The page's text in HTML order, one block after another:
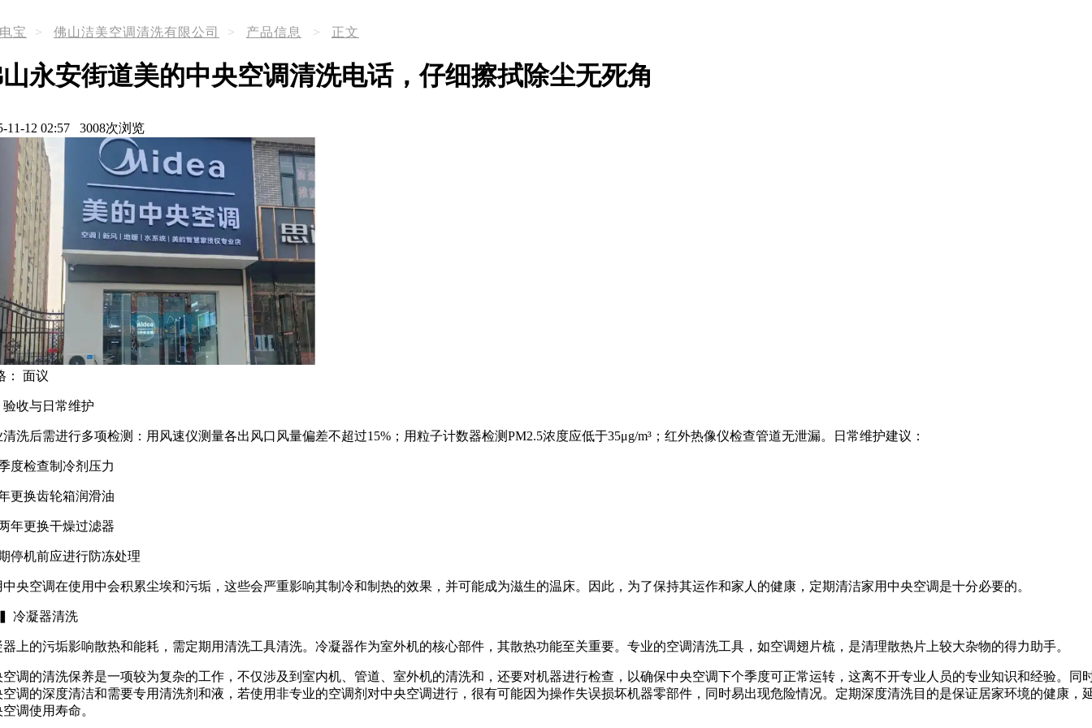
宝 > 佛山洁美空调清洗有限公司 > 产品信息 > 正文
永安街道美的中央空调清洗电话，仔细擦拭除尘无死角
11-12 02:57 3008次浏览
： 面议
验收与日常维护
清洗后需进行多项检测：用风速仪测量各出风口风量偏差不超过15%；用粒子计数器检测PM2.5浓度应低于35μg/m³；红外热像仪检查管道无泄漏。日常维护建议：
度检查制冷剂压力
更换齿轮箱润滑油
年更换干燥过滤器
停机前应进行防冻处理
中央空调在使用中会积累尘埃和污垢，这些会严重影响其制冷和制热的效果，并可能成为滋生的温床。因此，为了保持其运作和家人的健康，定期清洁家用中央空调是十分必要的。
冷凝器清洗
器上的污垢影响散热和能耗，需定期用清洗工具清洗。冷凝器作为室外机的核心部件，其散热功能至关重要。专业的空调清洗工具，如空调翅片梳，是清理散热片上较大杂物的得力助手。
空调的清洗保养是一项较为复杂的工作，不仅涉及到室内机、管道、室外机的清洗和，还要对机器进行检查，以确保中央空调下个季度可正常运转，这离不开专业人员的专业知识和经验。同
空调的深度清洁和需要专用清洗剂和液，若使用非专业的空调剂对中央空调进行，很有可能因为操作失误损坏机器零部件，同时易出现危险情况。定期深度清洗目的是保证居家环境的健康，
调使用寿命。